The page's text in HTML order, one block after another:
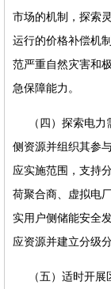
市场的机制，探索
运行的价格补偿机
范严重自然灾害和
急保障能力。
（四）探索电
侧资源并组织其参
应实施范围，支持
荷聚合商、虚拟电
实用户侧储能安全
应资源并建立分级
（五）适时开